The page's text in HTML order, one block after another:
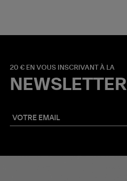
20 € EN VOUS INSCRIVANT À LA
NEWSLETTER